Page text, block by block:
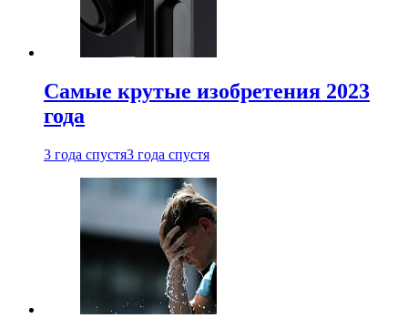
Самые крутые изобретения 2023
года
3 года спустя3 года спустя